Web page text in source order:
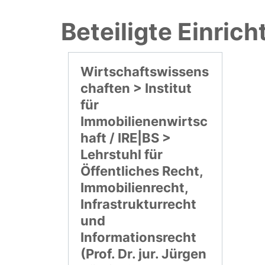
Beteiligte
Wirtschaftswissens
chaften > Institut
für
Immobilienenwirtsc
haft / IRE|BS >
Lehrstuhl für
Öffentliches Recht,
Immobilienrecht,
Infrastrukturrecht
und
Informationsrecht
(Prof. Dr. jur. Jürgen